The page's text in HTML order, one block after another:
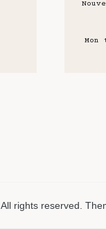
. All rights reserved.